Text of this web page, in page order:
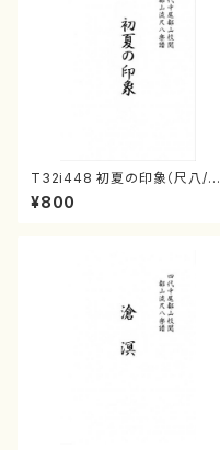
T32i448 初夏の印象（尺八/久
本玄智/楽譜）都山流公刊楽譜曲
番:2155
¥800